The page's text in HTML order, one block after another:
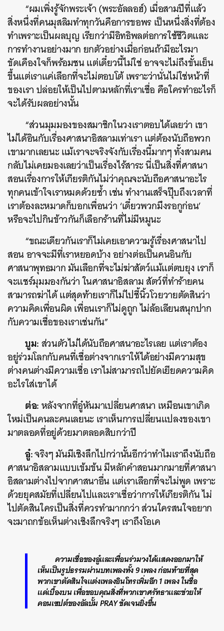
“ผมเพิ่งรู้จักพระเจ้า (พระอัลลอฮ์) เมื่อสามปีที่แล้ว
สิ่งหนึ่งที่คนมุสลิมทำทุกวันคือการขอพร เป็นหนึ่งสิ่งที่ต้อง
ทำเพราะเป็นผลบุญ เรียกว่ามีอิทธิพลต่อการใช้ชีวิตและ
การทำงานอย่างมาก ยกตัวอย่างเมื่อก่อนถ้ามีอะไรมา
ขัดเคืองใจก็พร้อมชน แต่เดี๋ยวนี้ไม่ใช่ อาจจะไม่ถึงขั้นเย็น
ขึ้นแต่เราแค่เลือกที่จะไม่ตอบโต้ เพราะว่านั่นไม่ใช่หน้าที่
ของเรา ปล่อยให้เป็นไปตามหลักที่เราเชื่อ คือใครทำอะไรก็
จะได้รับผลอย่างนั้น
“ส่วนมุมมองของสมาชิกในวงเราตอบได้เลยว่า เขา
ไม่ได้อินกับเรื่องศาสนาอิสลามเท่าเรา แต่ต้องนับถือพวก
เขามากเลยนะ แม้เราจะจริงจังกับเรื่องนี้มากๆ ทั้งสามคน
กลับไม่เคยมองเลยว่าเป็นเรื่องไร้สาระ นี่เป็นสิ่งที่ศาสนา
สอนเรื่องการให้เกียรติกันไม่ว่าคุณจะนับถือศาสนาอะไร
ทุกคนเข้าใจเราหมดด้วยซ้ำ เช่น ทำงานเสร็จปุ๊บถึงเวลาที่
เราต้องละหมาดก็บอกเพื่อนว่า ‘เดี๋ยวพวกมึงรอกูก่อน’
หรือจะไปกินข้าวกันก็เลือกร้านที่ไม่มีหมูนะ
“ขณะเดียวกันเราก็ไม่เคยเอาความรู้เรื่องศาสนาไป
สอน อาจจะมีที่เราหยอดบ้าง อย่างต่อเป็นคนอินกับ
ศาสนาพุทธมาก มันเลือกที่จะไม่ฆ่าสัตว์แม้แต่ตบยุง เราก็
จะแชร์มุมมองกันว่า ในศาสนาอิสลาม สัตว์ที่ทำร้ายคน
สามารถฆ่าได้ แต่สุดท้ายเราก็ไม่ไปชี้นิ้วโวยวายตัดสินว่า
ความคิดเพื่อนผิด เพื่อนเราก็ไม่ดูถูก ไม่ล้อเลียนสนุกปาก
กับความเชื่อของเราเช่นกัน”
บูม:ส่วนตัวไม่ได้นับถือศาสนาอะไรเลย แต่เราต้อง
อยู่ร่วมโลกกับคนที่เชื่อต่างจากเราให้ได้อย่างมีความสุข
ต่างคนต่างมีความเชื่อ เราไม่สามารถไปยัดเยียดความคิด
อะไรใส่เขาได้
ต่อ:หลังจากที่อู๋หันมาเปลี่ยนศาสนา เหมือนเขาเกิด
ใหม่เป็นคนละคนเลยนะ เราเห็นการเปลี่ยนแปลงของเขา
มาตลอดที่อยู่ด้วยมาตลอดสิบกว่าปี
อู๋:จริงๆ มันมีเชิงลึกไปกว่านั้นอีกว่าทำไมเราถึงนับถือ
ศาสนาอิสลามแบบเข้มข้น มีหลักคำสอนมากมายที่ศาสนา
อิสลามต่างไปจากศาสนาอื่น แต่เราเลือกที่จะไม่พูด เพราะ
ด้วยยุคสมัยที่เปลี่ยนไปและเราเชื่อว่าการให้เกียรติกัน ไม่
ไปตัดสินใครเป็นสิ่งที่ควรทำมากกว่า ส่วนใครสนใจอยาก
จะมาถกข้อเห็นต่างเชิงลึกจริงๆ เราถึงโอเค
ความเชื่อของอู๋และเพื่อนร่วมวงได้แสดงออกมาให้
เห็นเป็นรูปธรรมผ่านบทเพลงทั้ง 9 เพลง ก่อนท้ายที่สุด
พวกเขาตัดสินใจแต่งเพลงอินโทรเพิ่มอีก 1 เพลง ในชื่อ
แด่เบื้องบนเพื่อขอบคุณสิ่งที่พวกเขาศรัทธาและช่วยให้
คอนเซปต์ของอัลบั้มPRAYชัดเจนยิ่งขึ้น